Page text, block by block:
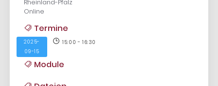
Rheinland-Pfalz
Online
Termine
2025-
09-15
15:00 - 16:30
Module